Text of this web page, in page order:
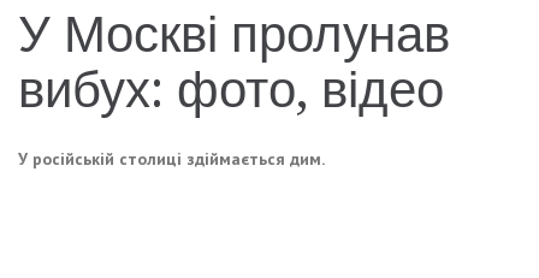
У Москві пролунав
вибух: фото, відео
У російській столиці здіймається дим.